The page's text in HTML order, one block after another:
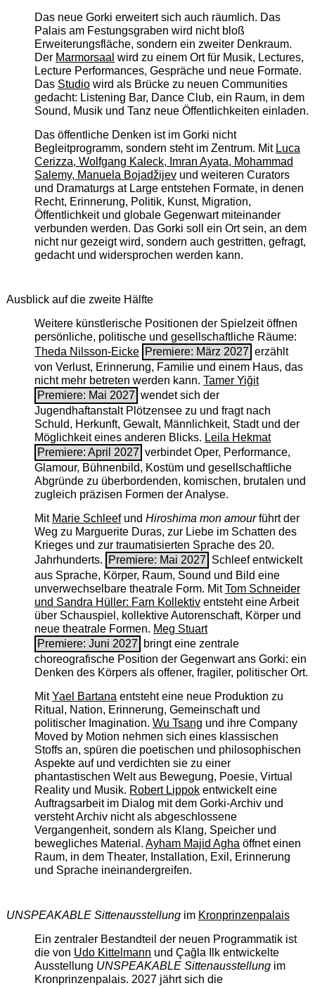
Das neue Gorki erweitert sich auch räumlich. Das
Palais am Festungsgraben wird nicht bloß
Erweiterungsfläche, sondern ein zweiter Denkraum.
Der Marmorsaal wird zu einem Ort für Musik, Lectures,
Lecture Performances, Gespräche und neue Formate.
Das Studiowird als Brücke zu neuen Communities
gedacht: Listening Bar, Dance Club, ein Raum, in dem
Sound, Musik und Tanz neue Öffentlichkeiten einladen.
Das öffentliche Denken ist im Gorki nicht
Begleitprogramm, sondern steht im Zentrum. Mit Luca
Cerizza, Wolfgang Kaleck, Imran Ayata, Mohammad
Salemy, Manuela Bojadžijevund weiteren Curators
und Dramaturgs at Large entstehen Formate, in denen
Recht, Erinnerung, Politik, Kunst, Migration,
Öffentlichkeit und globale Gegenwart miteinander
verbunden werden. Das Gorki soll ein Ort sein, an dem
nicht nur gezeigt wird, sondern auch gestritten, gefragt,
gedacht und widersprochen werden kann.
Ausblick auf die zweite Hälfte
Weitere künstlerische Positionen der Spielzeit öffnen
persönliche, politische und gesellschaftliche Räume:
Theda Nilsson-Eicke Premiere: März 2027 erzählt
von Verlust, Erinnerung, Familie und einem Haus, das
nicht mehr betreten werden kann. Tamer Yiğit
Premiere: Mai 2027 wendet sich der
Jugendhaftanstalt Plötzensee zu und fragt nach
Schuld, Herkunft, Gewalt, Männlichkeit, Stadt und der
Möglichkeit eines anderen Blicks. Leila Hekmat
Premiere: April 2027 verbindet Oper, Performance,
Glamour, Bühnenbild, Kostüm und gesellschaftliche
Abgründe zu überbordenden, komischen, brutalen und
zugleich präzisen Formen der Analyse.
Mit Marie Schleefund Hiroshima mon amourführt der
Weg zu Marguerite Duras, zur Liebe im Schatten des
Krieges und zur traumatisierten Sprache des 20.
Jahrhunderts.
Premiere: Mai 2027 Schleef entwickelt
aus Sprache, Körper, Raum, Sound und Bild eine
unverwechselbare theatrale Form. MitTom Schneider
und Sandra Hüller: Farn Kollektiventsteht eine Arbeit
über Schauspiel, kollektive Autorenschaft, Körper und
neue theatrale Formen. Meg Stuart
Premiere: Juni 2027
bringt eine zentrale
choreografische Position der Gegenwart ans Gorki: ein
Denken des Körpers als offener, fragiler, politischer Ort.
MitYael Bartanaentsteht eine neue Produktion zu
Ritual, Nation, Erinnerung, Gemeinschaft und
politischer Imagination. Wu Tsang und ihre Company
Moved by Motion nehmen sich eines klassischen
Stoffs an, spüren die poetischen und philosophischen
Aspekte auf und verdichten sie zu einer
phantastischen Welt aus Bewegung, Poesie, Virtual
Reality und Musik. Robert Lippokentwickelt eine
Auftragsarbeit im Dialog mit dem Gorki-Archiv und
versteht Archiv nicht als abgeschlossene
Vergangenheit, sondern als Klang, Speicher und
bewegliches Material. Ayham Majid Aghaöffnet einen
Raum, in dem Theater, Installation, Exil, Erinnerung
und Sprache ineinandergreifen.
UNSPEAKABLE Sittenausstellungim Kronprinzenpalais
Ein zentraler Bestandteil der neuen Programmatik ist
die von Udo Kittelmann und Çağla Ilk entwickelte
Ausstellung UNSPEAKABLE Sittenausstellungim
Kronprinzenpalais. 2027 jährt sich die